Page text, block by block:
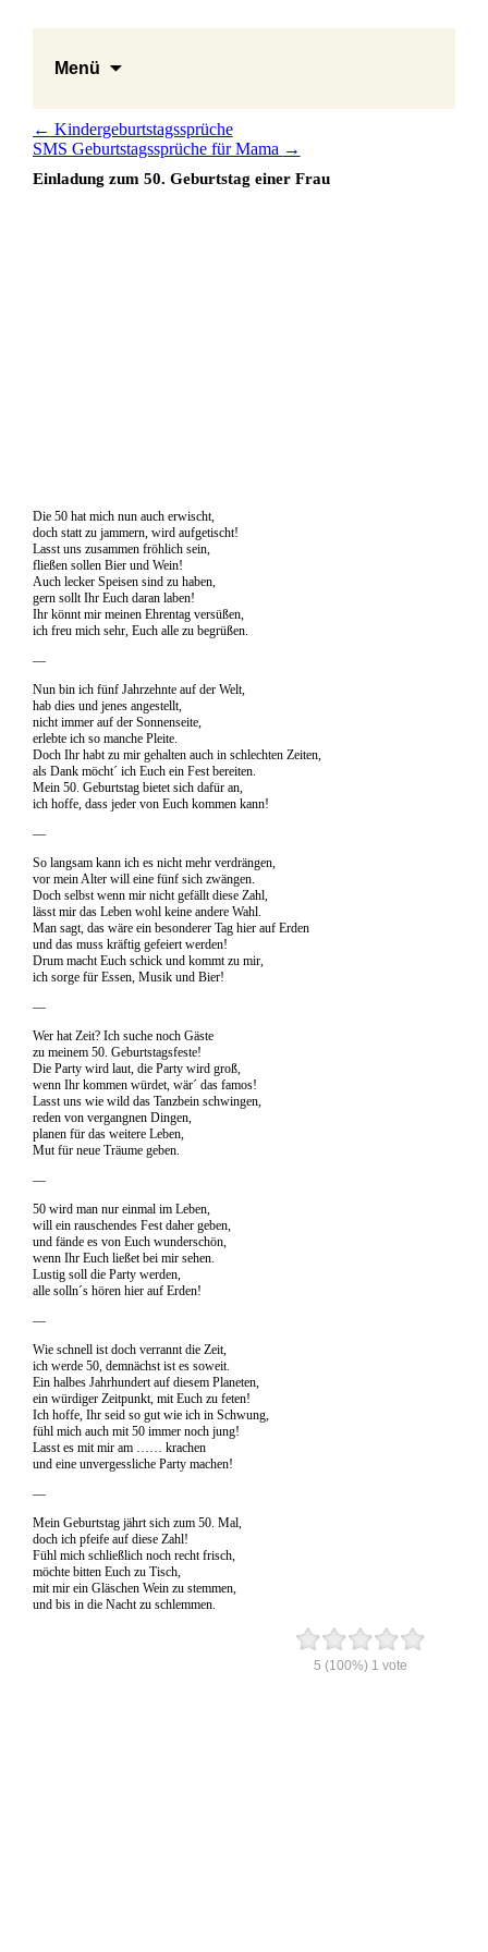
Menü
← Kindergeburtstagssprüche
SMS Geburtstagssprüche für Mama →
Einladung zum 50. Geburtstag einer Frau
Die 50 hat mich nun auch erwischt,
doch statt zu jammern, wird aufgetischt!
Lasst uns zusammen fröhlich sein,
fließen sollen Bier und Wein!
Auch lecker Speisen sind zu haben,
gern sollt Ihr Euch daran laben!
Ihr könnt mir meinen Ehrentag versüßen,
ich freu mich sehr, Euch alle zu begrüßen.
—
Nun bin ich fünf Jahrzehnte auf der Welt,
hab dies und jenes angestellt,
nicht immer auf der Sonnenseite,
erlebte ich so manche Pleite.
Doch Ihr habt zu mir gehalten auch in schlechten Zeiten,
als Dank möcht´ ich Euch ein Fest bereiten.
Mein 50. Geburtstag bietet sich dafür an,
ich hoffe, dass jeder von Euch kommen kann!
—
So langsam kann ich es nicht mehr verdrängen,
vor mein Alter will eine fünf sich zwängen.
Doch selbst wenn mir nicht gefällt diese Zahl,
lässt mir das Leben wohl keine andere Wahl.
Man sagt, das wäre ein besonderer Tag hier auf Erden
und das muss kräftig gefeiert werden!
Drum macht Euch schick und kommt zu mir,
ich sorge für Essen, Musik und Bier!
—
Wer hat Zeit? Ich suche noch Gäste
zu meinem 50. Geburtstagsfeste!
Die Party wird laut, die Party wird groß,
wenn Ihr kommen würdet, wär´ das famos!
Lasst uns wie wild das Tanzbein schwingen,
reden von vergangnen Dingen,
planen für das weitere Leben,
Mut für neue Träume geben.
—
50 wird man nur einmal im Leben,
will ein rauschendes Fest daher geben,
und fände es von Euch wunderschön,
wenn Ihr Euch ließet bei mir sehen.
Lustig soll die Party werden,
alle solln´s hören hier auf Erden!
—
Wie schnell ist doch verrannt die Zeit,
ich werde 50, demnächst ist es soweit.
Ein halbes Jahrhundert auf diesem Planeten,
ein würdiger Zeitpunkt, mit Euch zu feten!
Ich hoffe, Ihr seid so gut wie ich in Schwung,
fühl mich auch mit 50 immer noch jung!
Lasst es mit mir am …… krachen
und eine unvergessliche Party machen!
—
Mein Geburtstag jährt sich zum 50. Mal,
doch ich pfeife auf diese Zahl!
Fühl mich schließlich noch recht frisch,
möchte bitten Euch zu Tisch,
mit mir ein Gläschen Wein zu stemmen,
und bis in die Nacht zu schlemmen.
5 (100%) 1 vote